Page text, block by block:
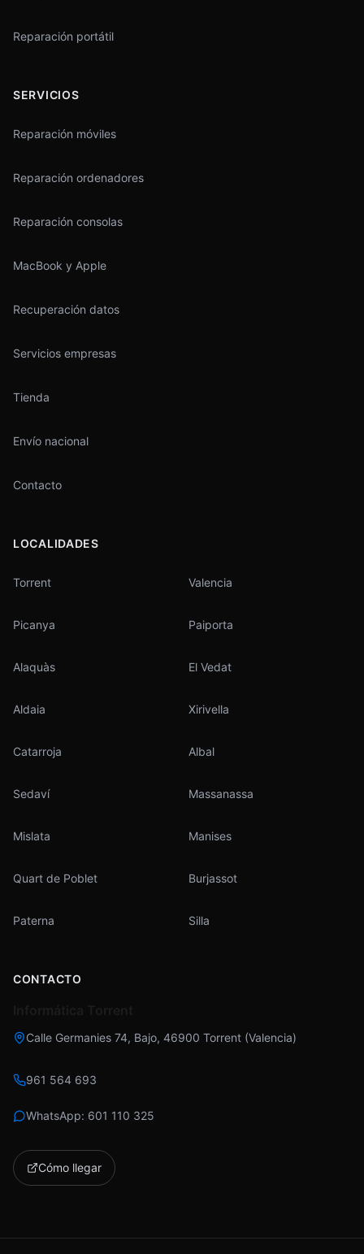
Reparación portátil
SERVICIOS
Reparación móviles
Reparación ordenadores
Reparación consolas
MacBook y Apple
Recuperación datos
Servicios empresas
Tienda
Envío nacional
Contacto
LOCALIDADES
Torrent Valencia
Picanya Paiporta
Alaquàs El Vedat
Aldaia Xirivella
Catarroja Albal
Sedaví Massanassa
Mislata Manises
Quart de Poblet Burjassot
Paterna Silla
CONTACTO
Calle Germanies 74, Bajo, 46900 Torrent (Valencia)
961 564 693
WhatsApp: 601 110 325
Cómo llegar